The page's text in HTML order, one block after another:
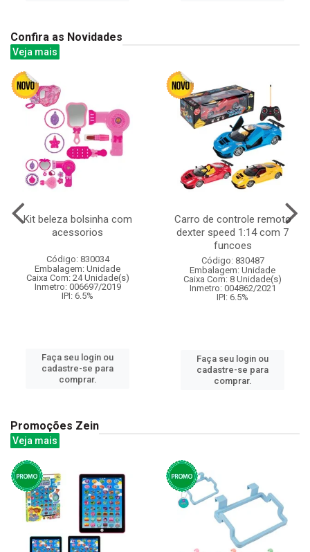
Confira as Novidades
Veja mais
Kit beleza bolsinha com
acessorios
Código: 830034
Embalagem: Unidade
Caixa Com: 24 Unidade(s)
Inmetro: 006697/2019
IPI: 6.5%
Faça seu login ou
cadastre-se para
comprar.
Carro de controle remoto
dexter speed 1:14 com 7
funcoes
Código: 830487
Embalagem: Unidade
Caixa Com: 8 Unidade(s)
Inmetro: 004862/2021
IPI: 6.5%
Faça seu login ou
cadastre-se para
comprar.
Promoções Zein
Veja mais